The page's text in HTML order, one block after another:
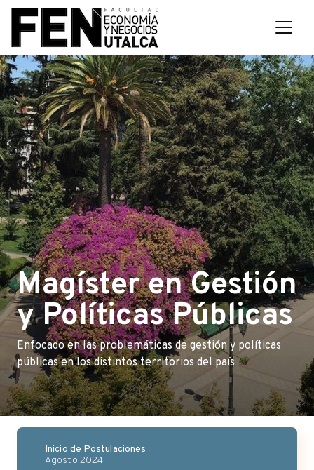
Magíster en Gestión
y Políticas Públicas
Enfocado en las problemáticas de gestión y políticas
públicas en los distintos territorios del país
Inicio de Postulaciones
Agosto 2024